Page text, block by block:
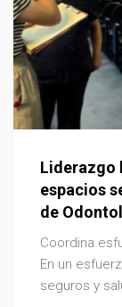
Liderazgo
espacios
de
Coordina
En un
seguros y